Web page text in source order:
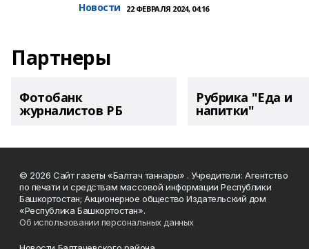
Новости 22 ФЕВРАЛЯ 2024, 04:16
Партнеры
Фотобанк
журналистов РБ
Рубрика "Еда и
напитки"
© 2026 Сайт газеты «Балтач таннары» . Учредители: Агентство
по печати и средствам массовой информации Республики
Башкортостан; Акционерное общество Издательский дом
«Республика Башкортостан».
Об использовании персональных данных